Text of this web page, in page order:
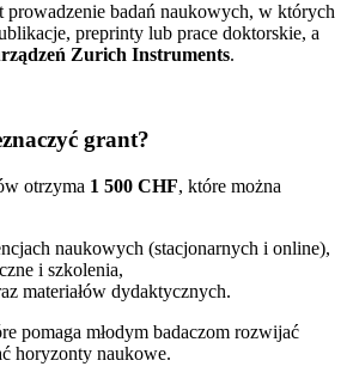
prowadzenie badań naukowych, w których
preprinty lub prace doktorskie, a
Zurich Instruments.
grant?
otrzyma 1 500 CHF, które można
naukowych (stacjonarnych i online),
i szkolenia,
materiałów dydaktycznych.
pomaga młodym badaczom rozwijać
horyzonty naukowe.